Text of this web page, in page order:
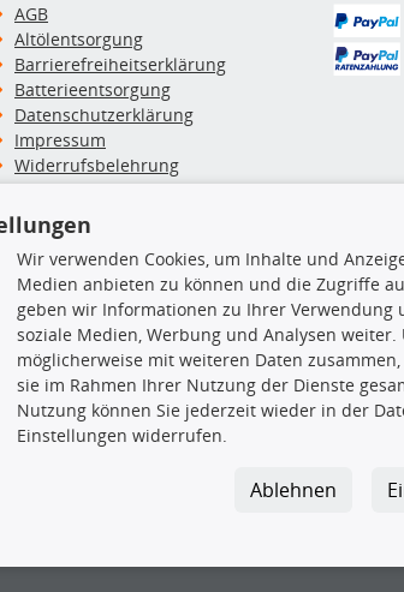
AGB
Altölentsorgung
Barrierefreiheitserklärung
Batterieentsorgung
Datenschutzerklärung
Impressum
Widerrufsbelehrung
Widerruf des Vertrags
Zahlung & Versand
Top Produkte
Beleuchtung
Bremsbeläge
Bremsscheiben
Kupplungssatz
Querlenker
Die hier
Es ist zu
TecDoc
lassen.
Bitte
Wir verwenden Cookies, um Inhalte und
Medien anbieten zu können und die Zugriffe
geben wir Informationen zu Ihrer Verwendung
soziale Medien, Werbung und Analysen
möglicherweise mit weiteren Daten
sie im Rahmen Ihrer Nutzung der Dienste
Nutzung können Sie jederzeit wieder in der
Einstellungen widerrufen.
Ablehnen